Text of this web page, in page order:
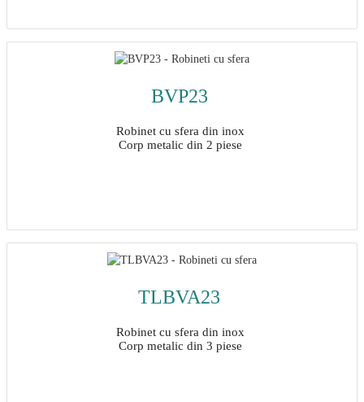
BVP23
Robinet cu sfera din inox
Corp metalic din 2 piese
TLBVA23
Robinet cu sfera din inox
Corp metalic din 3 piese